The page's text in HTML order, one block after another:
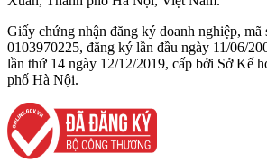
Giấy chứng nhận đăng ký doanh nghiệp, mã
0103970225, đăng ký lần đầu ngày 11/06/
lần thứ 14 ngày 12/12/2019, cấp bởi Sở Kế
phố Hà Nội.